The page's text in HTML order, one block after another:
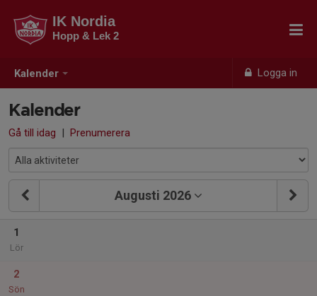
Kalender Logga in
IK Nordia
Hopp & Lek 2
Kalender
Gå till idag | Prenumerera
Augusti 2026
1
Lör
2
Sön